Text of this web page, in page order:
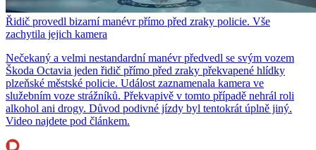
Řidič provedl bizarní manévr přímo před zraky policie. Vše
zachytila jejich kamera
Nečekaný a velmi nestandardní manévr předvedl se svým vozem
Škoda Octavia jeden řidič přímo před zraky překvapené hlídky
plzeňské městské policie. Událost zaznamenala kamera ve
služebním voze strážníků. Překvapivě v tomto případě nehrál roli
alkohol ani drogy. Důvod podivné jízdy byl tentokrát úplně jiný.
Video najdete pod článkem.